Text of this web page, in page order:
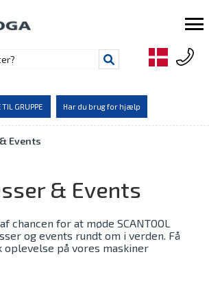
GRUPPE Har du brug for hjælp
Events
& Events
chancen for at møde SCANTOOL
og events rundt om i verden. Få
oplevelse på vores maskiner